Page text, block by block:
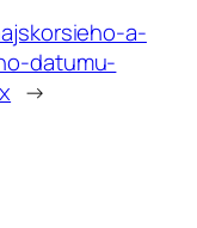
a-
datumu-
→